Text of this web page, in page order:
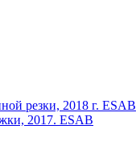
резки, 2018 г. ESAB
2017. ESAB